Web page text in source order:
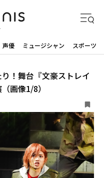
声優 ミュージシャン スポーツ
！舞台『文豪ストレイ
画像1/8）